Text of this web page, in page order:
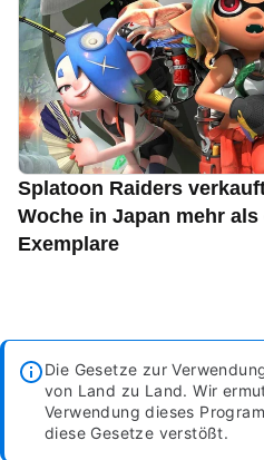
Splatoon Raiders
Woche in Japan mehr
Exemplare
Die Gesetze zur
von Land zu Land. Wir
Verwendung dieses
diese Gesetze verstößt.